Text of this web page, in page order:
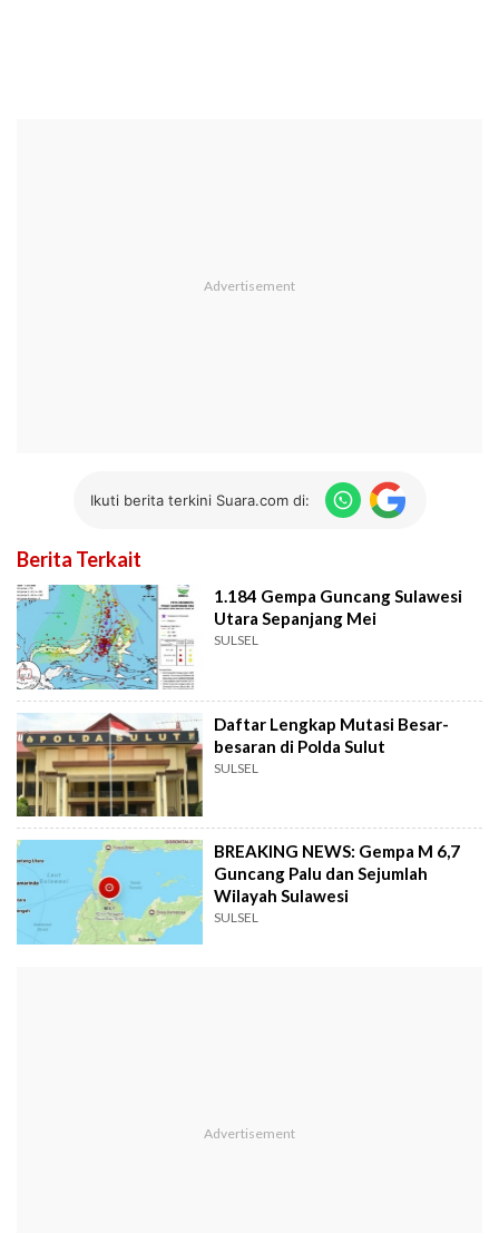
Ikuti berita terkini Suara.com di:
Berita Terkait
1.184 Gempa Guncang Sulawesi
Utara Sepanjang Mei
SULSEL
Daftar Lengkap Mutasi Besar-
besaran di Polda Sulut
SULSEL
BREAKING NEWS: Gempa M 6,7
Guncang Palu dan Sejumlah
Wilayah Sulawesi
SULSEL